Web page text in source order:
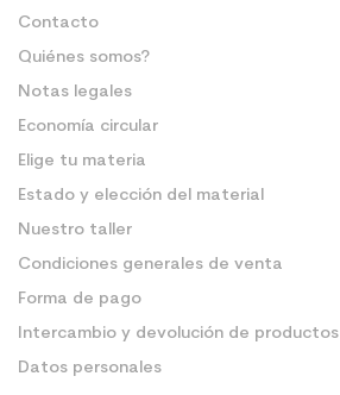
Contacto
Quiénes somos?
Notas legales
Economía circular
Elige tu materia
Estado y elección del material
Nuestro taller
Condiciones generales de venta
Forma de pago
Intercambio y devolución de productos
Datos personales